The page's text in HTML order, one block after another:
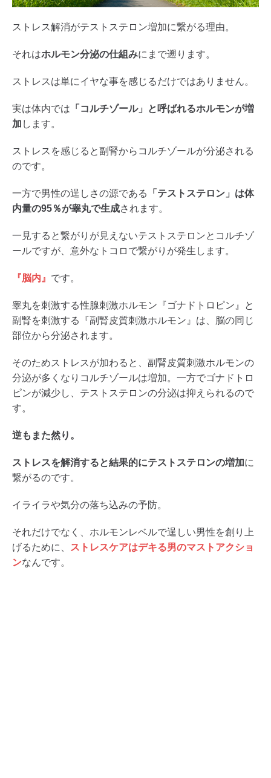
ストレス解消がテストステロン増加に繋がる理由。
それはホルモン分泌の仕組みにまで遡ります。
ストレスは単にイヤな事を感じるだけではありません。
実は体内では 「コルチゾール」と呼ばれるホルモンが増
加 します。
ストレスを感じると副腎からコルチゾールが分泌される
のです。
一方で男性の逞しさの源である
「テストステロン」は体
内量の95％が睾丸で生成されます。
一見すると繋がりが見えないテストステロンとコルチゾ
ールですが、意外なトコロで繋がりが発生します。
『脳内』 です。
睾丸を刺激する性腺刺激ホルモン『ゴナドトロピン』と
副腎を刺激する『副腎皮質刺激ホルモン』は、脳の同じ
部位から分泌されます。
そのためストレスが加わると、副腎皮質刺激ホルモンの
分泌が多くなりコルチゾールは増加。一方でゴナドトロ
ピンが減少し、テストステロンの分泌は抑えられるので
す。
逆もまた然り。
ストレスを解消すると結果的にテストステロンの増加に
繋がるのです。
イライラや気分の落ち込みの予防。
それだけでなく、ホルモンレベルで逞しい男性を創り上
げるために、
ストレスケアはデキる男のマストアクショ
ンなんです。